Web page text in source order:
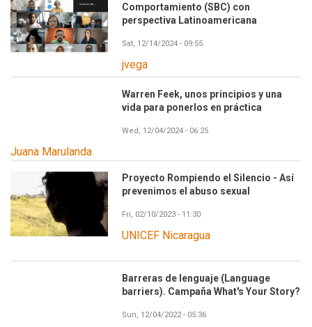
Comportamiento (SBC) con
perspectiva Latinoamericana
Sat, 12/14/2024 - 09:55
jvega
Warren Feek, unos principios y una
vida para ponerlos en práctica
Wed, 12/04/2024 - 06:25
Juana Marulanda
Proyecto Rompiendo el Silencio - Así
prevenimos el abuso sexual
Fri, 02/10/2023 - 11:30
UNICEF Nicaragua
Barreras de lenguaje (Language
barriers). Campaña What's Your Story?
Sun, 12/04/2022 - 05:36